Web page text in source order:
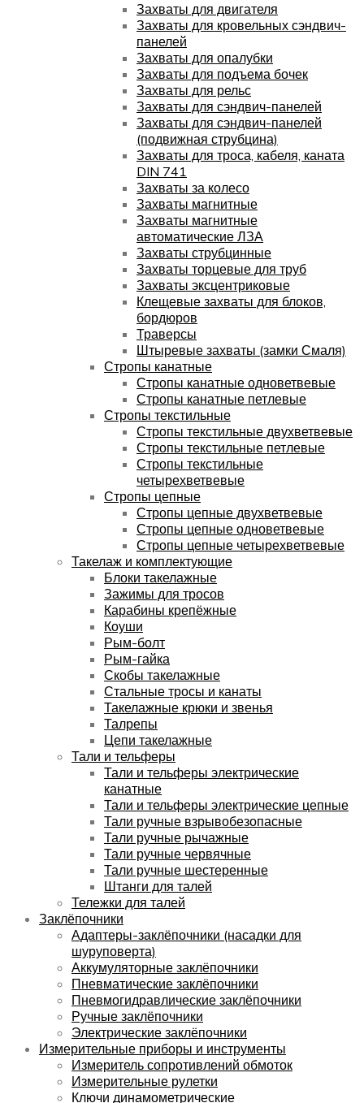
Захваты для двигателя
Захваты для кровельных сэндвич-
панелей
Захваты для опалубки
Захваты для подъема бочек
Захваты для рельс
Захваты для сэндвич-панелей
Захваты для сэндвич-панелей
(подвижная струбцина)
Захваты для троса, кабеля, каната
DIN 741
Захваты за колесо
Захваты магнитные
Захваты магнитные
автоматические ЛЗА
Захваты струбцинные
Захваты торцевые для труб
Захваты эксцентриковые
Клещевые захваты для блоков,
бордюров
Траверсы
Штыревые захваты (замки Смаля)
Стропы канатные
Стропы канатные одноветвевые
Стропы канатные петлевые
Стропы текстильные
Стропы текстильные двухветвевые
Стропы текстильные петлевые
Стропы текстильные
четырехветвевые
Стропы цепные
Стропы цепные двухветвевые
Стропы цепные одноветвевые
Стропы цепные четырехветвевые
Такелаж и комплектующие
Блоки такелажные
Зажимы для тросов
Карабины крепёжные
Коуши
Рым-болт
Рым-гайка
Скобы такелажные
Стальные тросы и канаты
Такелажные крюки и звенья
Талрепы
Цепи такелажные
Тали и тельферы
Тали и тельферы электрические
канатные
Тали и тельферы электрические цепные
Тали ручные взрывобезопасные
Тали ручные рычажные
Тали ручные червячные
Тали ручные шестеренные
Штанги для талей
Тележки для талей
Заклёпочники
Адаптеры-заклёпочники (насадки для
шуруповерта)
Аккумуляторные заклёпочники
Пневматические заклёпочники
Пневмогидравлические заклёпочники
Ручные заклёпочники
Электрические заклёпочники
Измерительные приборы и инструменты
Измеритель сопротивлений обмоток
Измерительные рулетки
Ключи динамометрические